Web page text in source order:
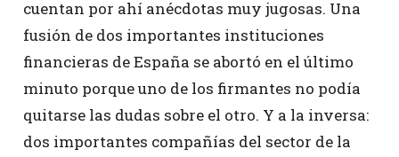
cuentan por ahí anécdotas muy jugosas. Una
fusión de dos importantes instituciones
financieras de España se abortó en el último
minuto porque uno de los firmantes no podía
quitarse las dudas sobre el otro. Y a la inversa:
dos importantes compañías del sector de la